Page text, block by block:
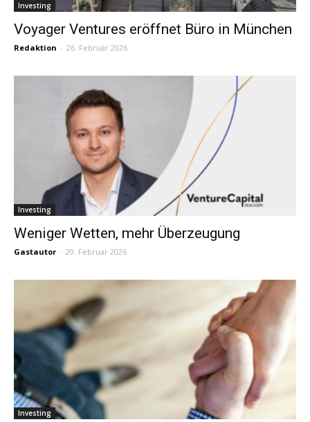
Investing
Voyager Ventures eröffnet Büro in München
Redaktion - 26. Februar 2026
Investing
Weniger Wetten, mehr Überzeugung
Gastautor - 20. Februar 2026
Investing